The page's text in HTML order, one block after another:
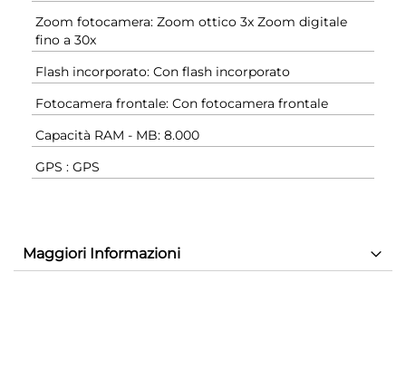
Zoom fotocamera: Zoom ottico 3x Zoom digitale
fino a 30x
Flash incorporato: Con flash incorporato
Fotocamera frontale: Con fotocamera frontale
Capacità RAM - MB: 8.000
GPS : GPS
Maggiori Informazioni